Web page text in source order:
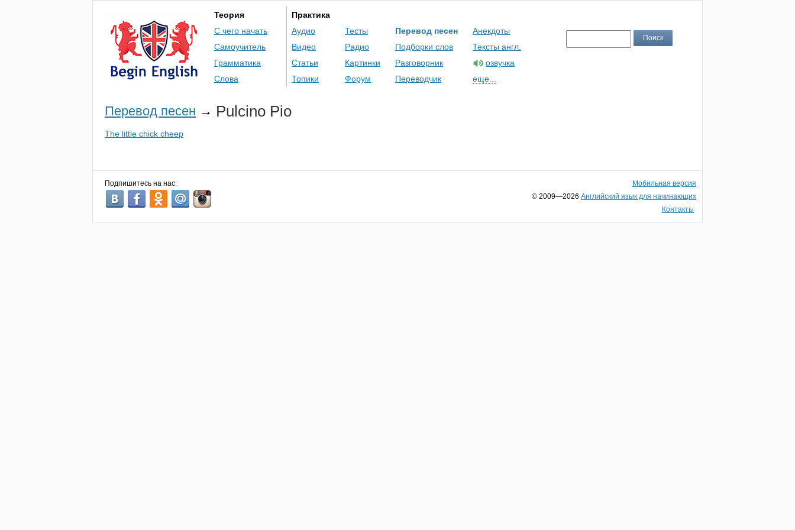
Теория
С чего начать
Самоучитель
Грамматика
Слова
Практика
Аудио
Видео
Статьи
Топики
Тесты
Радио
Картинки
Форум
Перевод песен
Подборки слов
Разговорник
Переводчик
Анекдоты
Тексты англ.
озвучка
еще...
Перевод песен → Pulcino Pio
The little chick cheep
Подпишитесь на нас:
Мобильная версия
© 2009—2026 Английский язык для начинающих
Контакты